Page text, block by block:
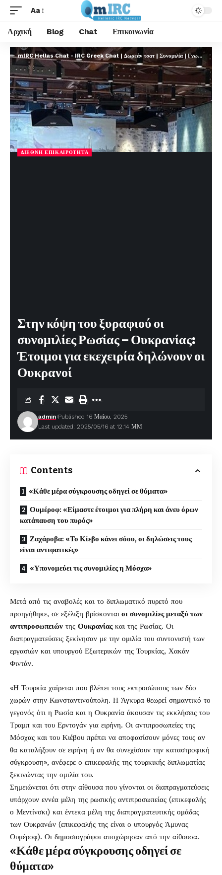
Aa
Αρχική Blog Chat Επικοινωνία
mIRC Hellas Chat - IRC Greek Chat | Δωρεάν τσατ | Συνομιλία | Γνωριμίες | FREE
ΔΙΕΘΝΉ ΕΠΙΚΑΙΡΌΤΗΤΑ
Στην κόψη του ξυραφιού οι
συνομιλίες Ρωσίας – Ουκρανίας:
Έτοιμοι για εκεχειρία δηλώνουν οι
Ουκρανοί
Last updated: 2025/05/16 at 12:14 ΜΜ
admin Published 16 Μαΐου, 2025
Contents
«Κάθε μέρα σύγκρουσης οδηγεί σε θύματα»
Ουμέροφ: «Είμαστε έτοιμοι για πλήρη και άνευ όρων
κατάπαυση του πυρός»
Ζαχάροβα: «Το Κίεβο κάνει σόου, οι δηλώσεις τους
είναι αντιφατικές»
«Υπονομεύει τις συνομιλίες η Μόσχα»
Μετά από τις αναβολές και το διπλωματικό πυρετό που
προηγήθηκε, σε εξέλιξη βρίσκονται οι συνομιλίες μεταξύ των
αντιπροσωπειών της Ουκρανίας και της Ρωσίας. Οι
διαπραγματεύσεις ξεκίνησαν με την ομιλία του συντονιστή των
εργασιών και υπουργού Εξωτερικών της Τουρκίας, Χακάν
Φιντάν.
«Η Τουρκία χαίρεται που βλέπει τους εκπροσώπους των δύο
χωρών στην Κωνσταντινούπολη. Η Άγκυρα θεωρεί σημαντικό το
γεγονός ότι η Ρωσία και η Ουκρανία άκουσαν τις εκκλήσεις του
Τραμπ και του Ερντογάν για ειρήνη. Οι αντιπροσωπείες της
Μόσχας και του Κιέβου πρέπει να αποφασίσουν μόνες τους αν
θα καταλήξουν σε ειρήνη ή αν θα συνεχίσουν την καταστροφική
σύγκρουση», ανέφερε ο επικεφαλής της τουρκικής διπλωματίας
ξεκινώντας την ομιλία του.
Σημειώνεται ότι στην αίθουσα που γίνονται οι διαπραγματεύσεις
υπάρχουν εννέα μέλη της ρωσικής αντιπροσωπείας (επικεφαλής
ο Μεντίνσκι) και έντεκα μέλη της διαπραγματευτικής ομάδας
των Ουκρανών (επικεφαλής της είναι ο υπουργός Άμυνας
Ουμέροφ). Οι δημοσιογράφοι αποχώρησαν από την αίθουσα.
«Κάθε μέρα σύγκρουσης οδηγεί σε
θύματα»